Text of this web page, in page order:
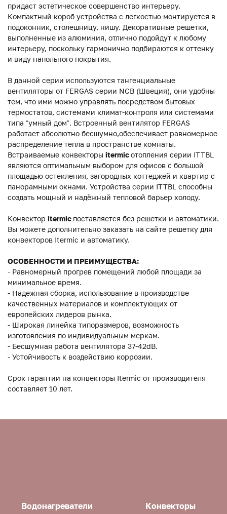
придаст эстетическое совершенство интерьеру.
Компактный короб устройства с легкостью монтируется в
подоконник, столешницу, нишу. Декоративные решетки,
выполненные из алюминия, отлично подойдут к любому
интерьеру, поскольку гармонично подбираются к оттенку
и виду напольного покрытия.
В данной серии используются тангенциальные
вентиляторы от FERGAS серии NCB (Швеция), они удобны
тем, что ими можно управлять посредством бытовых
термостатов, системами климат-контроля или системами
типа “умный дом”. Встроенный вентилятор FERGAS
работает абсолютно бесшумно,обеспечивает равномерное
распределение тепла в пространстве комнаты.
Встраиваемые конвекторы itermicотопления серии ITTBL
являются оптимальным выбором для офисов с большой
площадью остекления, загородных коттеджей и квартир с
панорамными окнами. Устройства серии ITTBL способны
создать мощный и надёжный тепловой барьер холоду.
Конвектор itermic поставляется без решетки и автоматики.
Вы можете дополнительно заказать на сайте решетку для
конвекторов Itermic и автоматику.
ОСОБЕННОСТИ И ПРЕИМУЩЕСТВА:
- Равномерный прогрев помещений любой площади за
минимальное время.
- Надежная сборка, использование в производстве
качественных материалов и комплектующих от
европейских лидеров рынка.
- Широкая линейка типоразмеров, возможность
изготовления по индивидуальным меркам.
- Бесшумная работа вентилятора 37-42dB.
- Устойчивость к воздействию коррозии.
Срок гарантии на конвекторы Itermic от производителя
составляет 10 лет.
Водонагреватели Конвекторы